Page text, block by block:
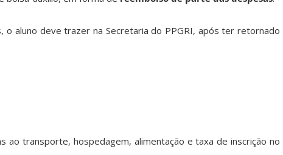
o aluno deve trazer na Secretaria do PPGRI, após ter retornado
ao transporte, hospedagem, alimentação e taxa de inscrição no